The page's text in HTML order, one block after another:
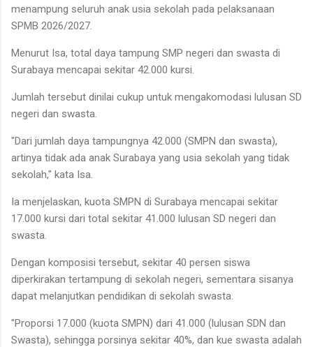
menampung seluruh anak usia sekolah pada pelaksanaan
SPMB 2026/2027.
Menurut Isa, total daya tampung SMP negeri dan swasta di
Surabaya mencapai sekitar 42.000 kursi.
Jumlah tersebut dinilai cukup untuk mengakomodasi lulusan SD
negeri dan swasta.
"Dari jumlah daya tampungnya 42.000 (SMPN dan swasta),
artinya tidak ada anak Surabaya yang usia sekolah yang tidak
sekolah," kata Isa.
Ia menjelaskan, kuota SMPN di Surabaya mencapai sekitar
17.000 kursi dari total sekitar 41.000 lulusan SD negeri dan
swasta.
Dengan komposisi tersebut, sekitar 40 persen siswa
diperkirakan tertampung di sekolah negeri, sementara sisanya
dapat melanjutkan pendidikan di sekolah swasta.
"Proporsi 17.000 (kuota SMPN) dari 41.000 (lulusan SDN dan
Swasta), sehingga porsinya sekitar 40%, dan kue swasta adalah